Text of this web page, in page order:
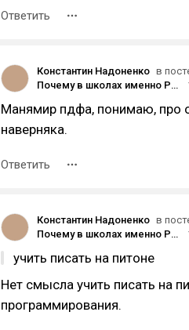
Ответить
Константин Надоненко в
Почему в школах именно Pascal?
Манямир пдфа, понимаю, про
наверняка.
Ответить
Константин Надоненко в
Почему в школах именно Pascal?
учить писать на питоне
Нет смысла учить писать на
программирования.